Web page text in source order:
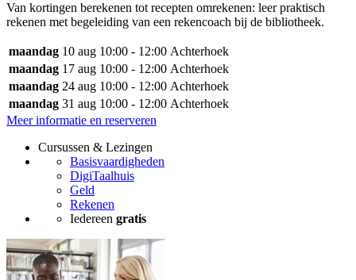
Van kortingen berekenen tot recepten omrekenen: leer praktisch
rekenen met begeleiding van een rekencoach bij de bibliotheek.
maandag 10 aug 10:00 - 12:00 Achterhoek
maandag 17 aug 10:00 - 12:00 Achterhoek
maandag 24 aug 10:00 - 12:00 Achterhoek
maandag 31 aug 10:00 - 12:00 Achterhoek
Meer informatie en reserveren
Cursussen & Lezingen
Basisvaardigheden
DigiTaalhuis
Geld
Rekenen
Iedereen gratis